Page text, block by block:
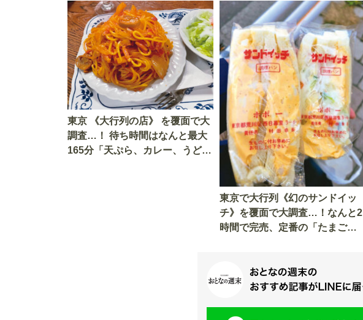
東京 《大行列の店》 を覆面で大
調査…！ 待ち時間はなんと最大
165分「天ぷら、カレー、うど
東京で大行列《幻のサンドイッ
チ》を覆面で大調査…！なんと2
時間で完売、定番の「たまご・